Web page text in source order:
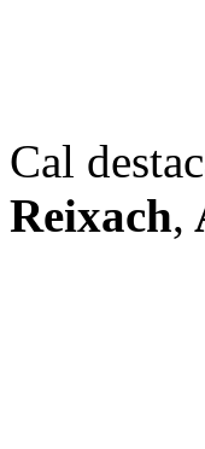
Cal
Reixach,